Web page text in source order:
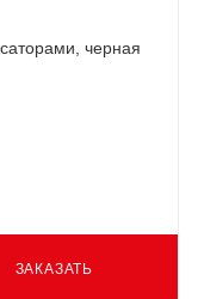
черная
ЗАКАЗАТЬ